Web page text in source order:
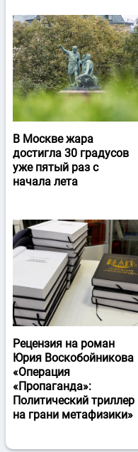
В Москве жара
достигла 30 градусов
уже пятый раз с
начала лета
Рецензия на роман
Юрия Воскобойникова
«Операция
«Пропаганда»:
Политический триллер
на грани метафизики»